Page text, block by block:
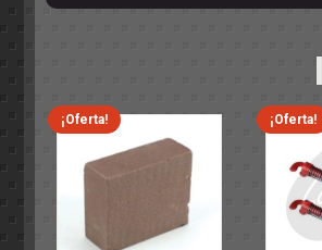
¡Oferta! ¡Oferta!